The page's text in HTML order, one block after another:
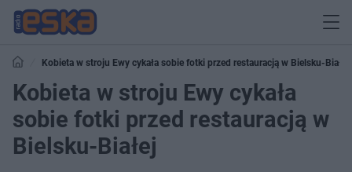
Kobieta w stroju Ewy cykała sobie fotki przed restauracją w Bielsku-Białej
Kobieta w stroju Ewy cykała
sobie fotki przed restauracją w
Bielsku-Białej